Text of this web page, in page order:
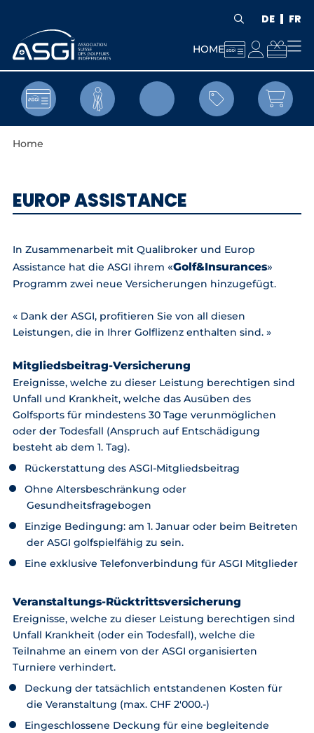
 DE FR
HOME  
 
Home
EUROP ASSISTANCE
In Zusammenarbeit mit Qualibroker und Europ
Assistance hat die ASGI ihrem «Golf&Insurances»
Programm zwei neue Versicherungen hinzugefügt.
« Dank der ASGI, profitieren Sie von all diesen
Leistungen, die in Ihrer Golflizenz enthalten sind. »
Mitgliedsbeitrag-Versicherung
Ereignisse, welche zu dieser Leistung berechtigen sind
Unfall und Krankheit, welche das Ausüben des
Golfsports für mindestens 30 Tage verunmöglichen
oder der Todesfall (Anspruch auf Entschädigung
besteht ab dem 1. Tag).
Rückerstattung des ASGI-Mitgliedsbeitrag
Ohne Altersbeschränkung oder
Gesundheitsfragebogen
Einzige Bedingung: am 1. Januar oder beim Beitreten
der ASGI golfspielfähig zu sein.
Eine exklusive Telefonverbindung für ASGI Mitglieder
Veranstaltungs-Rücktrittsversicherung
Ereignisse, welche zu dieser Leistung berechtigen sind
Unfall Krankheit (oder ein Todesfall), welche die
Teilnahme an einem von der ASGI organisierten
Turniere verhindert.
Deckung der tatsächlich entstandenen Kosten für
die Veranstaltung (max. CHF 2'000.-)
Eingeschlossene Deckung für eine begleitende